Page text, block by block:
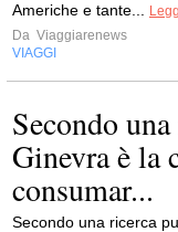
Americhe e tante...
Da Viaggiarenews
VIAGGI
Secondo
Ginevra è la
consumar...
Secondo una ricerca